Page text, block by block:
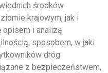
środków
krajowym, jak i
opisem i analizą
sposobem, w jaki
dróg
z bezpieczeństwem,